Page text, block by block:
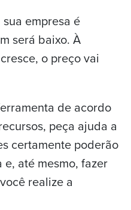
empresa é
será baixo. À
o preço vai
de acordo
peça ajuda a
certamente poderão
até mesmo, fazer
realize a